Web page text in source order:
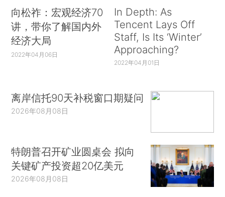
向松祚：宏观经济70
讲，带你了解国内外
经济大局
2022年04月06日
In Depth: As
Tencent Lays Off
Staff, Is Its ‘Winter’
Approaching?
2022年04月01日
离岸信托90天补税窗口期疑问
2026年08月08日
特朗普召开矿业圆桌会 拟向
关键矿产投资超20亿美元
2026年08月08日